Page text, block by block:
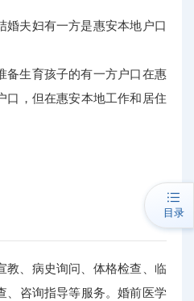
夫妇有一方是惠安本地户口
生育孩子的有一方户口在惠
口，但在惠安本地工作和居住
、病史询问、体格检查、临
、咨询指导等服务。婚前医学
目录